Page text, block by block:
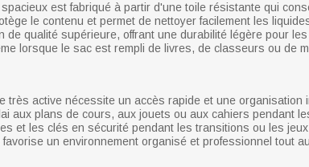
est fabriqué à partir d'une toile résistante qui
le contenu et permet de nettoyer facilement les
de qualité supérieure, offrant une durabilité légère pour
lorsque le sac est rempli de livres, de classeurs ou de
très active nécessite un accès rapide et une organisation
aux plans de cours, aux jouets ou aux cahiers pendant
et les clés en sécurité pendant les transitions ou les
un environnement organisé et professionnel tout